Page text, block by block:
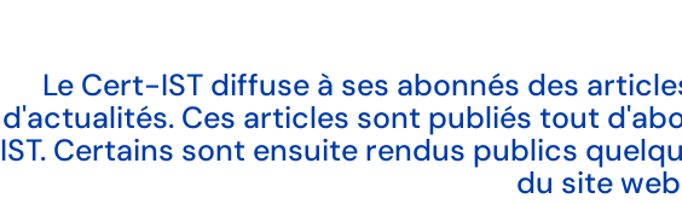
Le Cert-IST diffuse à ses abonnés des
d'actualités. Ces articles sont publiés tout
IST. Certains sont ensuite rendus publics
du site